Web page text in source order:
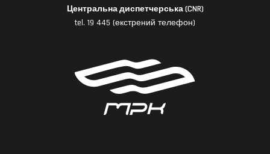
Центральна диспетчерська (CNR)
tel. 19 445 (екстрений телефон)